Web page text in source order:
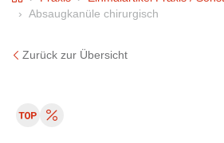
Absaugkanüle chirurgisch
Zurück zur Übersicht